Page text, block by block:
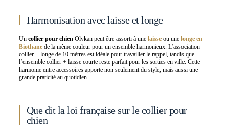
Harmonisation avec laisse et longe
Un collier pour chienOlykan peut être assorti à une laisse ou une longe en
Biothanede la même couleur pour un ensemble harmonieux. L’association
collier + longe de 10 mètres est idéale pour travailler le rappel, tandis que
l’ensemble collier + laisse courte reste parfait pour les sorties en ville. Cette
harmonie entre accessoires apporte non seulement du style, mais aussi une
grande praticité au quotidien.
Que dit la loi française sur le collier pour
chien